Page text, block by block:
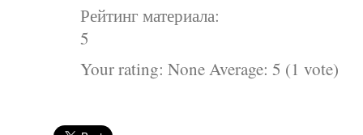
Рейтинг материала:
5
Your rating: NoneAverage: 5 (1 vote)